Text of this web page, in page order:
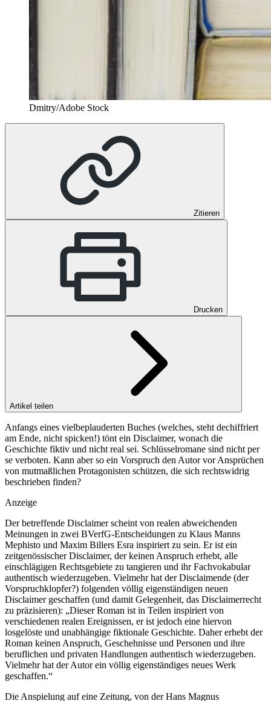
Dmitry/Adobe Stock
Zitieren
Drucken
Artikel teilen
Anfangs eines vielbeplauderten Buches (welches, steht dechiffriert
am Ende, nicht spicken!) tönt ein Disclaimer, wonach die
Geschichte fiktiv und nicht real sei. Schlüsselromane sind nicht per
se verboten. Kann aber so ein Vorspruch den Autor vor Ansprüchen
von mutmaßlichen Protagonisten schützen, die sich rechtswidrig
beschrieben finden?
Anzeige
Der betreffende Disclaimer scheint von realen abweichenden
Meinungen in zwei BVerfG-Entscheidungen zu Klaus Manns
Mephisto und Maxim Billers Esra inspiriert zu sein. Er ist ein
zeitgenössischer Disclaimer, der keinen Anspruch erhebt, alle
einschlägigen Rechtsgebiete zu tangieren und ihr Fachvokabular
authentisch wiederzugeben. Vielmehr hat der Disclaimende (der
Vorspruchklopfer?) folgenden völlig eigenständigen neuen
Disclaimer geschaffen (und damit Gelegenheit, das Disclaimerrecht
zu präzisieren): „Dieser Roman ist in Teilen inspiriert von
verschiedenen realen Ereignissen, er ist jedoch eine hiervon
losgelöste und unabhängige fiktionale Geschichte. Daher erhebt der
Roman keinen Anspruch, Geschehnisse und Personen und ihre
beruflichen und privaten Handlungen authentisch wiederzugeben.
Vielmehr hat der Autor ein völlig eigenständiges neues Werk
geschaffen.“
Die Anspielung auf eine Zeitung, von der Hans Magnus